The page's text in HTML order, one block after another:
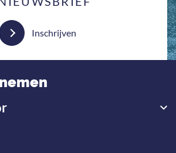
Inschrijven